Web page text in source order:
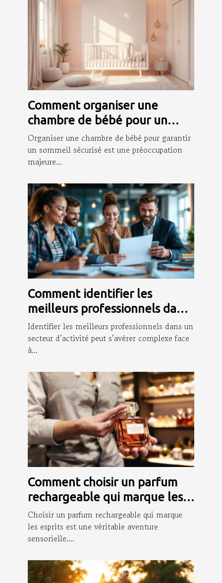
Comment organiser une
chambre de bébé pour un
sommeil sécurisé ?
Organiser une chambre de bébé pour garantir
un sommeil sécurisé est une préoccupation
majeure...
Comment identifier les
meilleurs professionnels dans
votre domaine d'activité?
Identifier les meilleurs professionnels dans un
secteur d’activité peut s’avérer complexe face
à...
Comment choisir un parfum
rechargeable qui marque les
esprits ?
Choisir un parfum rechargeable qui marque
les esprits est une véritable aventure
sensorielle....